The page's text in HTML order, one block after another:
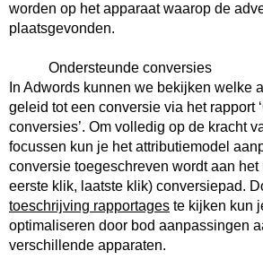
worden op het apparaat waarop de
plaatsgevonden.
Ondersteunde conversies
In Adwords kunnen we bekijken welke
geleid tot een conversie via het rapport
conversies’. Om volledig op de kracht
focussen kun je het attributiemodel
conversie toegeschreven wordt aan het
toeschrijving rapportages te kijken kun
optimaliseren door bod aanpassingen
verschillende apparaten.